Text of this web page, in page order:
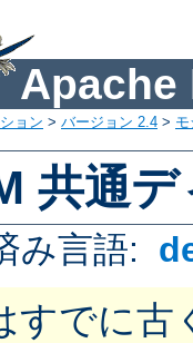
Apache
ョン > バージョン 2.4 >
共通
み言語:
すでに古